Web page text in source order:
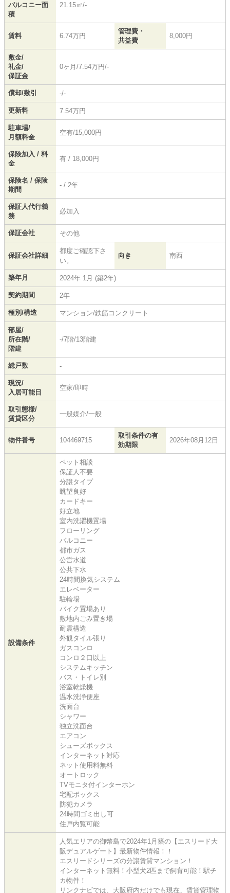
バルコニー面
積
21.15㎡/-
賃料 6.74万円
管理費・
共益費
8,000円
敷金/
礼金/
保証金
0ヶ月/7.54万円/-
償却/敷引 -/-
更新料 7.54万円
駐車場/
月額料金
空有/15,000円
保険加入 / 料
金
有 / 18,000円
保険名 / 保険
期間
- / 2年
保証人代行義
務
必加入
保証会社 その他
保証会社詳細
都度ご確認下さ
い。
向き 南西
築年月 2024年 1月 (築2年)
契約期間 2年
種別/構造 マンション/鉄筋コンクリート
部屋/
所在階/
階建
-/7階/13階建
総戸数 -
現況/
入居可能日
空家/即時
取引態様/
賃貸区分
一般媒介/一般
物件番号 104469715
取引条件の有
効期限
2026年08月12日
設備条件
ペット相談
保証人不要
分譲タイプ
眺望良好
カードキー
好立地
室内洗濯機置場
フローリング
バルコニー
都市ガス
公営水道
公共下水
24時間換気システム
エレベーター
駐輪場
バイク置場あり
敷地内ごみ置き場
耐震構造
外観タイル張り
ガスコンロ
コンロ２口以上
システムキッチン
バス・トイレ別
浴室乾燥機
温水洗浄便座
洗面台
シャワー
独立洗面台
エアコン
シューズボックス
インターネット対応
ネット使用料無料
オートロック
TVモニタ付インターホン
宅配ボックス
防犯カメラ
24時間ゴミ出し可
住戸内覧可能
人気エリアの御幣島で2024年1月築の【エスリード大
阪デュアルゲート】最新物件情報！！
エスリードシリーズの分譲賃貸マンション！
インターネット無料！小型犬2匹まで飼育可能！駅チ
カ物件！
リンクナビでは、大阪府内だけでも現在、賃貸管理物